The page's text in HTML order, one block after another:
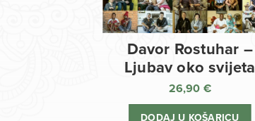
Davor Rostuhar –
Ljubav oko svijeta
26,90 €
DODAJ U KOŠARICU